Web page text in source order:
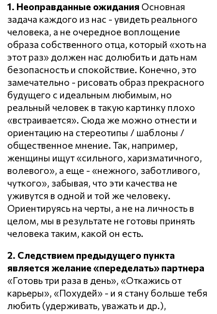
1. Неоправданные ожидания Основная
задача каждого из нас - увидеть реального
человека, а не очередное воплощение
образа собственного отца, который «хоть на
этот раз» должен нас долюбить и дать нам
безопасность и спокойствие. Конечно, это
замечательно - рисовать образ прекрасного
будущего с идеальным любимым, но
реальный человек в такую картинку плохо
«встраивается». Сюда же можно отнести и
ориентацию на стереотипы / шаблоны /
общественное мнение. Так, например,
женщины ищут «сильного, харизматичного,
волевого», а еще - «нежного, заботливого,
чуткого», забывая, что эти качества не
уживутся в одной и той же человеку.
Ориентируясь на черты, а не на личность в
целом, мы в результате не готовы принять
человека таким, какой он есть.
2. Следствием предыдущего пункта
является желание «переделать» партнера
«Готовь три раза в день», «Откажись от
карьеры», «Похудей» - и я стану больше тебя
любить (удерживать, уважать и др.),